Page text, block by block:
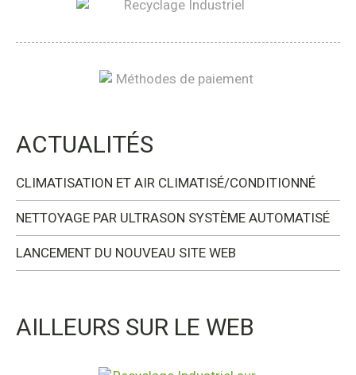
ACTUALITÉS
CLIMATISATION ET AIR CLIMATISÉ/CONDITIONNÉ
NETTOYAGE PAR ULTRASON SYSTÈME AUTOMATISÉ
LANCEMENT DU NOUVEAU SITE WEB
AILLEURS SUR LE WEB